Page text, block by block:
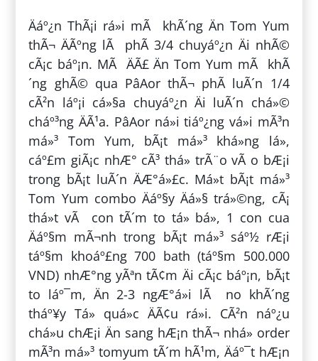
Äáº¿n ThÃ¡i rá»i mÃ khÃ´ng Än Tom Yum
thÃ¬ ÄÃºng lÃ phÃ­ 3/4 chuyáº¿n Äi nhÃ©
cÃ¡c báº¡n. MÃ ÄÃ£ Än Tom Yum mÃ khÃ
´ng ghÃ© qua PâAor thÃ¬ phÃ­ luÃ´n 1/4
cÃ²n láº¡i cá»§a chuyáº¿n Äi luÃ´n chá»©
cháº³ng ÄÃ¹a. PâAor ná»i tiáº¿ng vá»i mÃ³n
má»³ Tom Yum, bÃ¡t má»³ khá»ng lá»,
cáº£m giÃ¡c nhÆ° cÃ³ thá» trÃ¨o vÃ o bÆ¡i
trong bÃ¡t luÃ´n ÄÆ°á»£c. Má»t bÃ¡t má»³
Tom Yum combo Äáº§y Äá»§ trá»©ng, cÃ¡
thá»t vÃ con tÃ´m to tá» bá», 1 con cua
Äáº§m mÃ¬nh trong bÃ¡t má»³ sáº½ rÆ¡i
táº§m khoáº£ng 700 bath (táº§m 500.000
VND) nhÆ°ng yÃªn tÃ¢m Äi cÃ¡c báº¡n, bÃ¡t
to láº¯m, Än 2-3 ngÆ°á»i lÃ no khÃ´ng
tháº¥y Tá» quá»c ÄÃ¢u rá»i. CÃ²n náº¿u
chá»u chÆ¡i Än sang hÆ¡n thÃ¬ nhá» order
mÃ³n má»³ tomyum tÃ´m hÃ¹m, Äáº¯t hÆ¡n